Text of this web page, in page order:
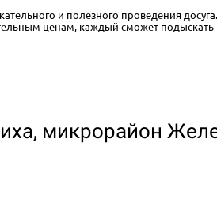
и полезного проведения
ценам, каждый сможет подыскать
микрорайон